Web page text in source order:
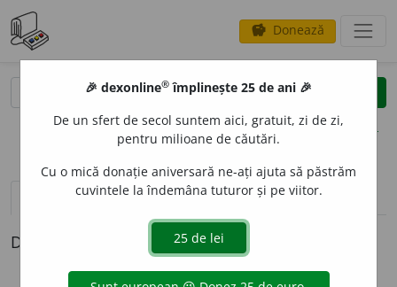
savings Donează
clear
opțiuni
definiții (1) pronunțievolume_up (1)
Definiția cu ID-ul 61514:
🎉 dexonline® împlinește 25 de ani 🎉
De un sfert de secol suntem aici, gratuit, zi de zi,
pentru milioane de căutări.
Cu o mică donație aniversară ne-ați ajuta să păstrăm
cuvintele la îndemâna tuturor și pe viitor.